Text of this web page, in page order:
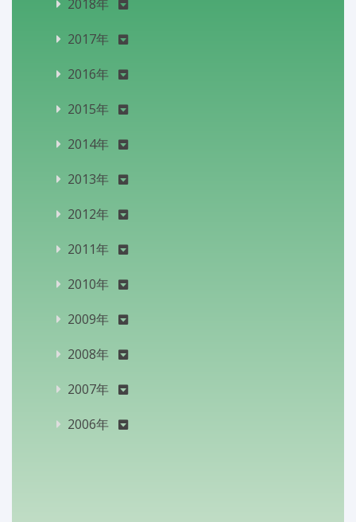
2018年
2017年
2016年
2015年
2014年
2013年
2012年
2011年
2010年
2009年
2008年
2007年
2006年